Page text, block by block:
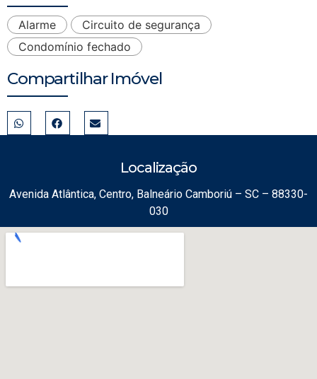
Alarme
Circuito de segurança
Condomínio fechado
Compartilhar Imóvel
Localização
Avenida Atlântica, Centro, Balneário Camboriú – SC – 88330-
030